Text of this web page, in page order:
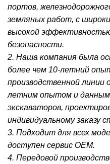
портов,
земляных работ, с
высокой
безопасности.
2. Наша компания была
более чем 10-летний
производственной линии
летним опытом и
экскаваторов,
индивидуальному заказу
3. Подходит для всех
доступен сервис OEM.
4. Передовой